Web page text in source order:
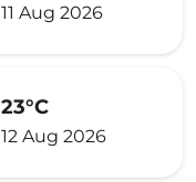
11 Aug 2026
23°C
12 Aug 2026